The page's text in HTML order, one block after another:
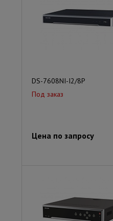
DS-7608NI-I2/8P
Под заказ
Цена по запросу